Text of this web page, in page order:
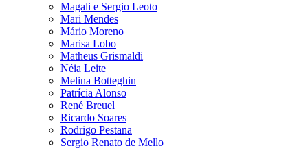
Magali e Sergio Leoto
Mari Mendes
Mário Moreno
Marisa Lobo
Matheus Grismaldi
Néia Leite
Melina Botteghin
Patrícia Alonso
René Breuel
Ricardo Soares
Rodrigo Pestana
Sergio Renato de Mello